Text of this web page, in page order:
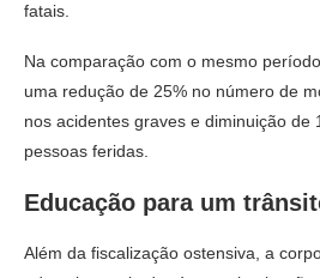
fatais.
Na comparação com o mesmo
uma redução de 25% no número de
nos acidentes graves e diminuição de
pessoas feridas.
Educação para um
Além da fiscalização ostensiva, a